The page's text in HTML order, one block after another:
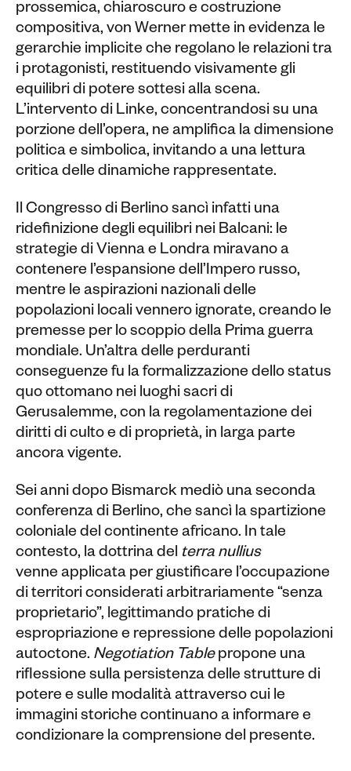
prossemica, chiaroscuro e costruzione
compositiva, von Werner mette in evidenza le
gerarchie implicite che regolano le relazioni tra
i protagonisti, restituendo visivamente gli
equilibri di potere sottesi alla scena.
L’intervento di Linke, concentrandosi su una
porzione dell’opera, ne amplifica la dimensione
politica e simbolica, invitando a una lettura
critica delle dinamiche rappresentate.
Il Congresso di Berlino sancì infatti una
ridefinizione degli equilibri nei Balcani: le
strategie di Vienna e Londra miravano a
contenere l’espansione dell’Impero russo,
mentre le aspirazioni nazionali delle
popolazioni locali vennero ignorate, creando le
premesse per lo scoppio della Prima guerra
mondiale. Un’altra delle perduranti
conseguenze fu la formalizzazione dello status
quo ottomano nei luoghi sacri di
Gerusalemme, con la regolamentazione dei
diritti di culto e di proprietà, in larga parte
ancora vigente.
Sei anni dopo Bismarck mediò una seconda
conferenza di Berlino, che sancì la spartizione
coloniale del continente africano. In tale
contesto, la dottrina del terra nullius
venne applicata per giustificare l’occupazione
di territori considerati arbitrariamente “senza
proprietario”, legittimando pratiche di
espropriazione e repressione delle popolazioni
autoctone. Negotiation Tablepropone una
riflessione sulla persistenza delle strutture di
potere e sulle modalità attraverso cui le
immagini storiche continuano a informare e
condizionare la comprensione del presente.